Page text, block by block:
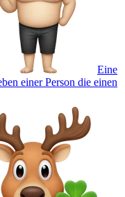
Eine
einer Person die einen